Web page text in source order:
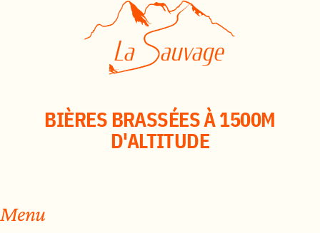
BIÈRES BRASSÉES À 1500M
D'ALTITUDE
Menu